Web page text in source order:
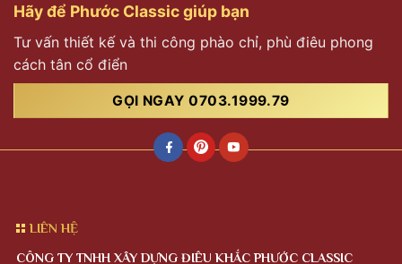
Hãy để Phước Classic giúp bạn
Tư vấn thiết kế và thi công phào chỉ, phù điêu phong
cách tân cổ điển
GỌI NGAY 0703.1999.79
LIÊN HỆ
CÔNG TY TNHH XÂY DỰNG ĐIÊU KHẮC PHƯỚC CLASSIC